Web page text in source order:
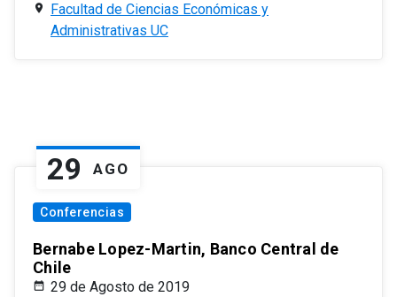
Facultad de Ciencias Económicas y
Administrativas UC
29 AGO
Conferencias
Bernabe Lopez-Martin, Banco Central de
Chile
29 de Agosto de 2019